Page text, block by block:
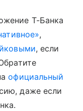
Т-Банка
,
, если
официальный
даже если